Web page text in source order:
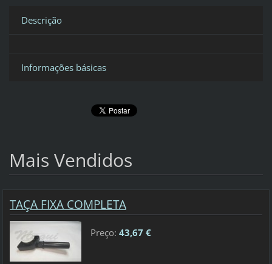
Descrição
Informações básicas
Mais Vendidos
TAÇA FIXA COMPLETA
Preço: 43,67 €